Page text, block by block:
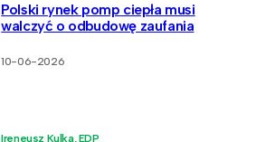
Polski rynek pomp ciepła musi
walczyć o odbudowę zaufania
10-06-2026
Ireneusz Kulka, EDP